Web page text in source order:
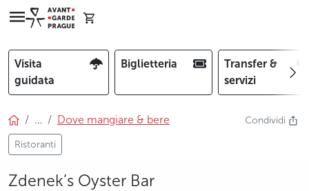
Visita
guidata
Biglietteria
Transfer &
servizi
… Dove mangiare & bere
Ristoranti
Condividi
Zdenek’s Oyster Bar